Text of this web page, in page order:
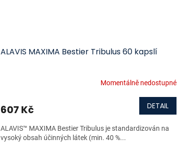
ALAVIS MAXIMA Bestier Tribulus 60 kapslí
Momentálně nedostupné
607 Kč DETAIL
ALAVIS™ MAXIMA Bestier Tribulus je standardizován na
vysoký obsah účinných látek (min. 40 %...